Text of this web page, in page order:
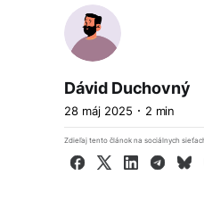
Dávid Duchovný
28 máj 2025 2 min
Zdieľaj tento článok na sociálnych
Facebook
X LinkedIn